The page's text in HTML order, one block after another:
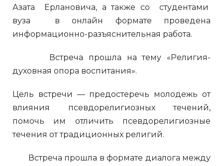
Азата Ерлановича, а также со студентами
вуза в онлайн формате проведена
информационно-разъяснительная работа.
Встреча прошла на тему «Религия-
духовная опора воспитания».
Цель встречи — предостеречь молодежь от
влияния псевдорелигиозных течений,
помочь им отличить псевдорелигиозные
течения от традиционных религий.
Встреча прошла в формате диалога между